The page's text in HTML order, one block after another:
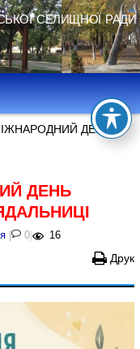
селищної ради
ДЕНЬ
ДЕНЬ
| 0 | 16
Друк